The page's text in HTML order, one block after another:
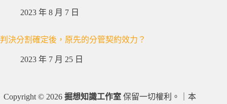
2023 年 8 月 7 日
判決分割確定後，原先的分管契約效力？
2023 年 7 月 25 日
Copyright © 2026掘想知識工作室 保留一切權利。｜本